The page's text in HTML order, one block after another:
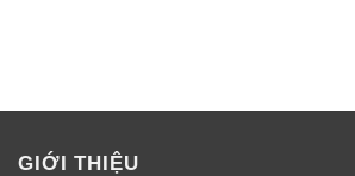
GIỚI THIỆU